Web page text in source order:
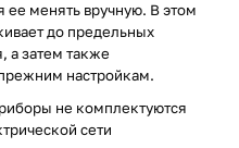
ее менять вручную. В этом
до предельных
а затем также
настройкам.
не комплектуются
сети